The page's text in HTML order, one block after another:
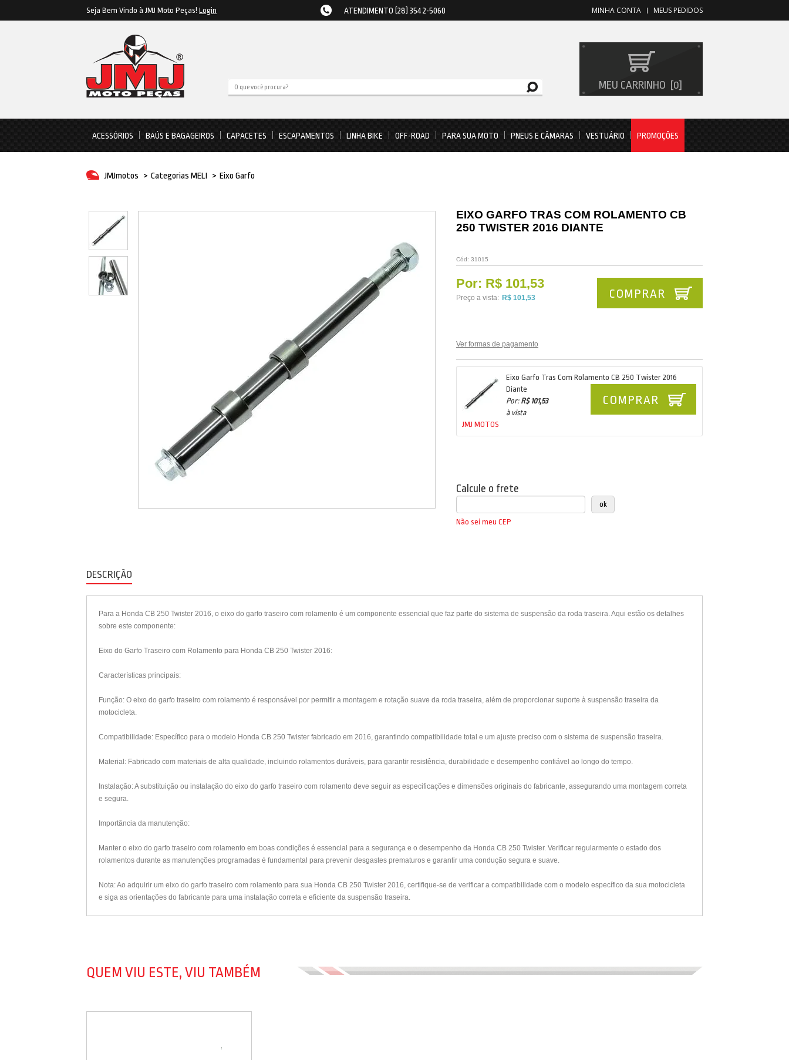
Seja Bem Vindo à JMJ Moto Peças! Login ATENDIMENTO (28) 3542-5060 MEUS PEDIDOS
MINHA CONTA
MEU CARRINHO 0
ACESSÓRIOS BAÚS E BAGAGEIROS CAPACETES ESCAPAMENTOS LINHA BIKE OFF-ROAD PARA SUA MOTO PNEUS E CÂMARAS VESTUÁRIO PROMOÇÕES
JMJmotos > Categorias MELI > Eixo Garfo
EIXO GARFO TRAS COM ROLAMENTO CB
250 TWISTER 2016 DIANTE
Cód: 31015
Por: R$ 101,53
Preço a vista: R$ 101,53
Ver formas de pagamento
Eixo Garfo Tras Com Rolamento CB 250 Twister 2016
Diante
Por: R$ 101,53
à vista
COMPRAR
JMJ MOTOS
COMPRAR
Calcule o frete
Não sei meu CEP
DESCRIÇÃO
Para a Honda CB 250 Twister 2016, o eixo do garfo traseiro com rolamento é um componente essencial que faz parte do sistema de suspensão da roda traseira. Aqui estão os detalhes
sobre este componente:
Eixo do Garfo Traseiro com Rolamento para Honda CB 250 Twister 2016:
Características principais:
Função: O eixo do garfo traseiro com rolamento é responsável por permitir a montagem e rotação suave da roda traseira, além de proporcionar suporte à suspensão traseira da
motocicleta.
Compatibilidade: Específico para o modelo Honda CB 250 Twister fabricado em 2016, garantindo compatibilidade total e um ajuste preciso com o sistema de suspensão traseira.
Material: Fabricado com materiais de alta qualidade, incluindo rolamentos duráveis, para garantir resistência, durabilidade e desempenho confiável ao longo do tempo.
Instalação: A substituição ou instalação do eixo do garfo traseiro com rolamento deve seguir as especificações e dimensões originais do fabricante, assegurando uma montagem correta
e segura.
Importância da manutenção:
Manter o eixo do garfo traseiro com rolamento em boas condições é essencial para a segurança e o desempenho da Honda CB 250 Twister. Verificar regularmente o estado dos
rolamentos durante as manutenções programadas é fundamental para prevenir desgastes prematuros e garantir uma condução segura e suave.
Nota: Ao adquirir um eixo do garfo traseiro com rolamento para sua Honda CB 250 Twister 2016, certifique-se de verificar a compatibilidade com o modelo específico da sua motocicleta
e siga as orientações do fabricante para uma instalação correta e eficiente da suspensão traseira.
QUEM VIU ESTE, VIU TAMBÉM